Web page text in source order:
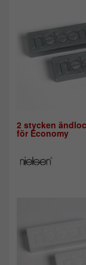
2 stycken
för Economy